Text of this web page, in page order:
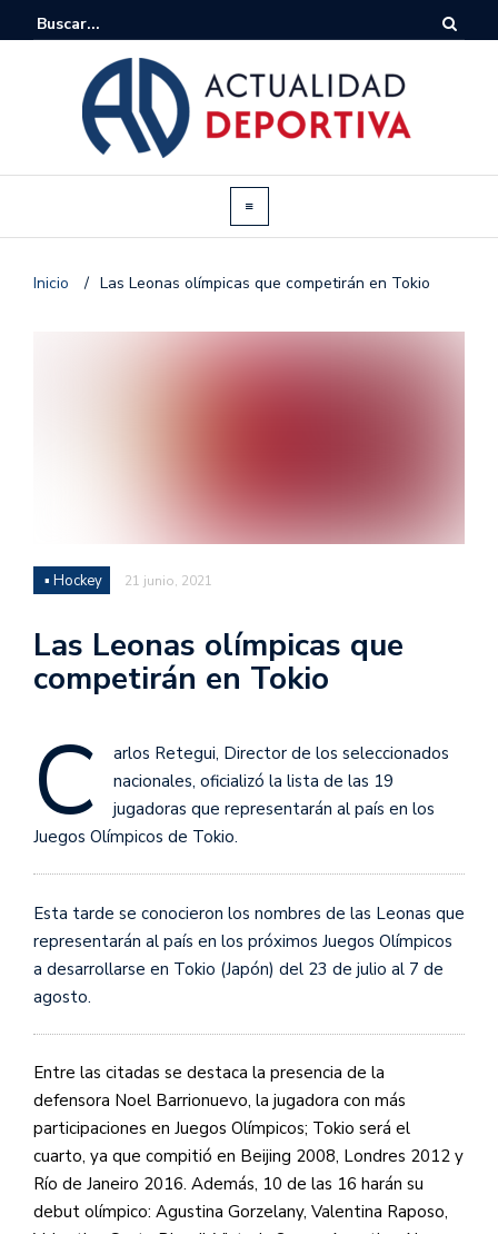
Inicio / Las Leonas olímpicas que competirán en Tokio
▪ Hockey 21 junio, 2021
Las Leonas olímpicas que
competirán en Tokio
C
arlos Retegui, Director de los seleccionados
nacionales, oficializó la lista de las 19
jugadoras que representarán al país en los
Juegos Olímpicos de Tokio.
Esta tarde se conocieron los nombres de las Leonas que
representarán al país en los próximos Juegos Olímpicos
a desarrollarse en Tokio (Japón) del 23 de julio al 7 de
agosto.
Entre las citadas se destaca la presencia de la
defensora Noel Barrionuevo, la jugadora con más
participaciones en Juegos Olímpicos; Tokio será el
cuarto, ya que compitió en Beijing 2008, Londres 2012 y
Río de Janeiro 2016. Además, 10 de las 16 harán su
debut olímpico: Agustina Gorzelany, Valentina Raposo,